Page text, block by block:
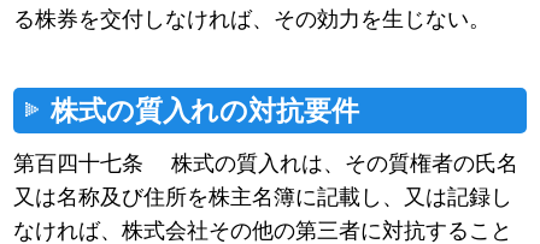
る株券を交付しなければ、その効力を生じない。
株式の質入れの対抗要件
第百四十七条 株式の質入れは、その質権者の氏名
又は名称及び住所を株主名簿に記載し、又は記録し
なければ、株式会社その他の第三者に対抗すること